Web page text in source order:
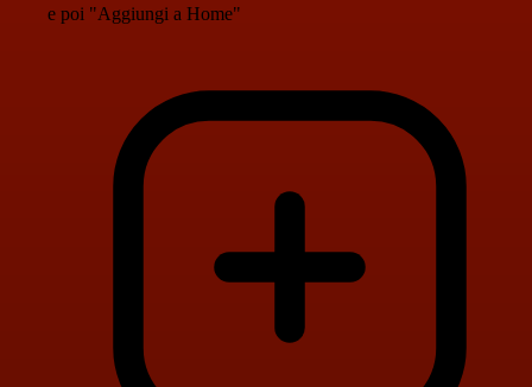
e poi "Aggiungi a Home"